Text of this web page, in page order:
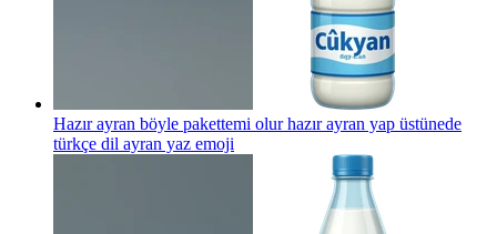
Hazır ayran böyle pakettemi olur hazır ayran yap üstünede
türkçe dil ayran yaz emoji